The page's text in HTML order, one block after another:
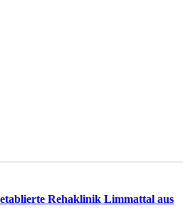
Rehaklinik Limmattal aus